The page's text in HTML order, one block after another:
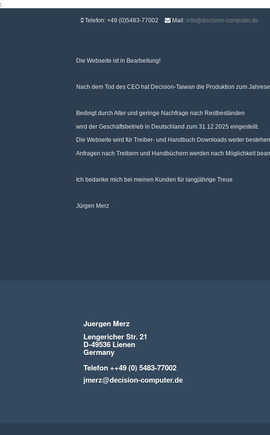
:
Telefon: +49 (0)5483-77002 Mail: info@decision-computer.de
Die Webseite ist in Bearbeitung!
Nach dem Tod des CEO hat Decision-Taiwan die Produktion zum
Bedingt durch Alter und geringe Nachfrage nach Restbeständen
wird der Geschäftsbetrieb in Deutschland zum 31.12.2025 eingestellt.
Die Webseite wird für Treiber- und Handbuch Downloads weiter
Anfragen nach Treibern und Handbüchern werden nach Möglichkeit
Ich bedanke mich bei meinen Kunden für langjährige Treue.
Jürgen Merz
Juergen Merz
Lengericher Str. 21
D-49536 Lienen
Germany
Telefon ++49 (0) 5483-77002
jmerz@decision-computer.de